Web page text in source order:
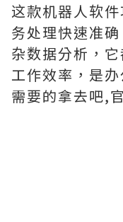
这款机器人软
务处理快速准
杂数据分析，
工作效率，是
需要的拿去吧,